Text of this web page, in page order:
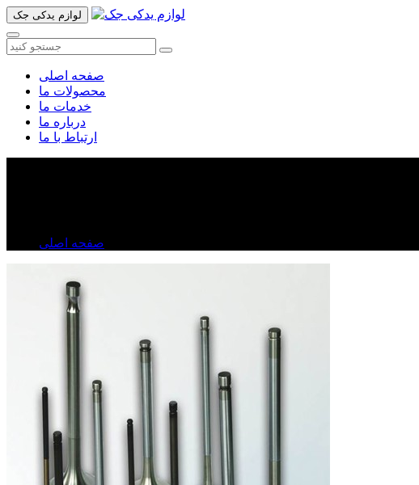
لوازم یدکی جک
صفحه اصلی
محصولات ما
خدمات ما
درباره ما
ارتباط با ما
صفحه اصلی